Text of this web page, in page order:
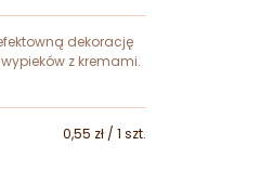
dekorację
z kremami.
0,55 zł / 1 szt.